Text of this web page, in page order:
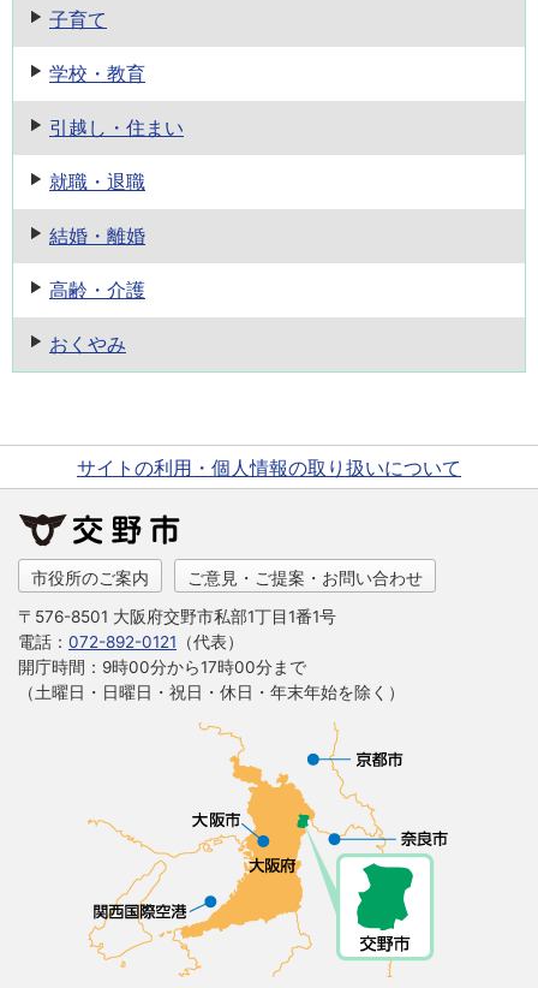
子育て
学校・教育
引越し・住まい
就職・退職
結婚・離婚
高齢・介護
おくやみ
サイトの利用・個人情報の取り扱いについて
市役所のご案内 ご意見・ご提案・お問い合わせ
〒576-8501 大阪府交野市私部1丁目1番1号
電話： 072-892-0121 （代表）
開庁時間：9時00分から17時00分まで
（土曜日・日曜日・祝日・休日・年末年始を除く）